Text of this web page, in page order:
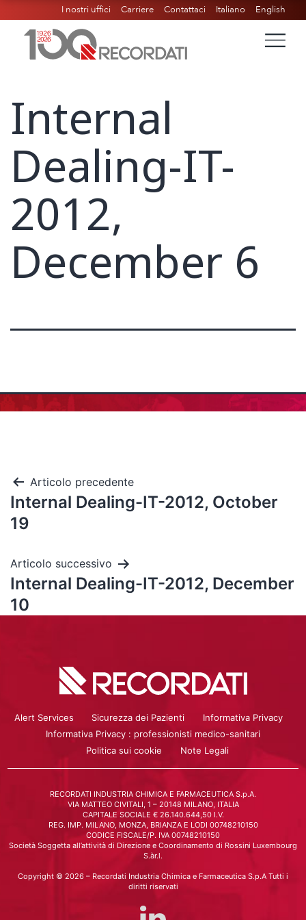
I nostri uffici Carriere Contattaci Italiano English
Internal
Dealing-IT-
2012,
December 6
Articolo precedente
Internal Dealing-IT-2012, October
19
Articolo successivo
Internal Dealing-IT-2012, December
10
Alert Services Sicurezza dei Pazienti
Informativa Privacy
Informativa Privacy : professionisti medico-sanitari
Politica sui cookie
Note Legali
RECORDATI INDUSTRIA CHIMICA E FARMACEUTICA S.p.A.
VIA MATTEO CIVITALI, 1 – 20148 MILANO, ITALIA
CAPITALE SOCIALE € 26.140.644,50 I.V.
REG. IMP. MILANO, MONZA, BRIANZA E LODI 00748210150
CODICE FISCALE/P. IVA 00748210150
Società Soggetta all’attività di Direzione e Coordinamento di Rossini Luxembourg
S.àr.l.
Copyright © 2026 – Recordati Industria Chimica e Farmaceutica S.p.A Tutti i
diritti riservati